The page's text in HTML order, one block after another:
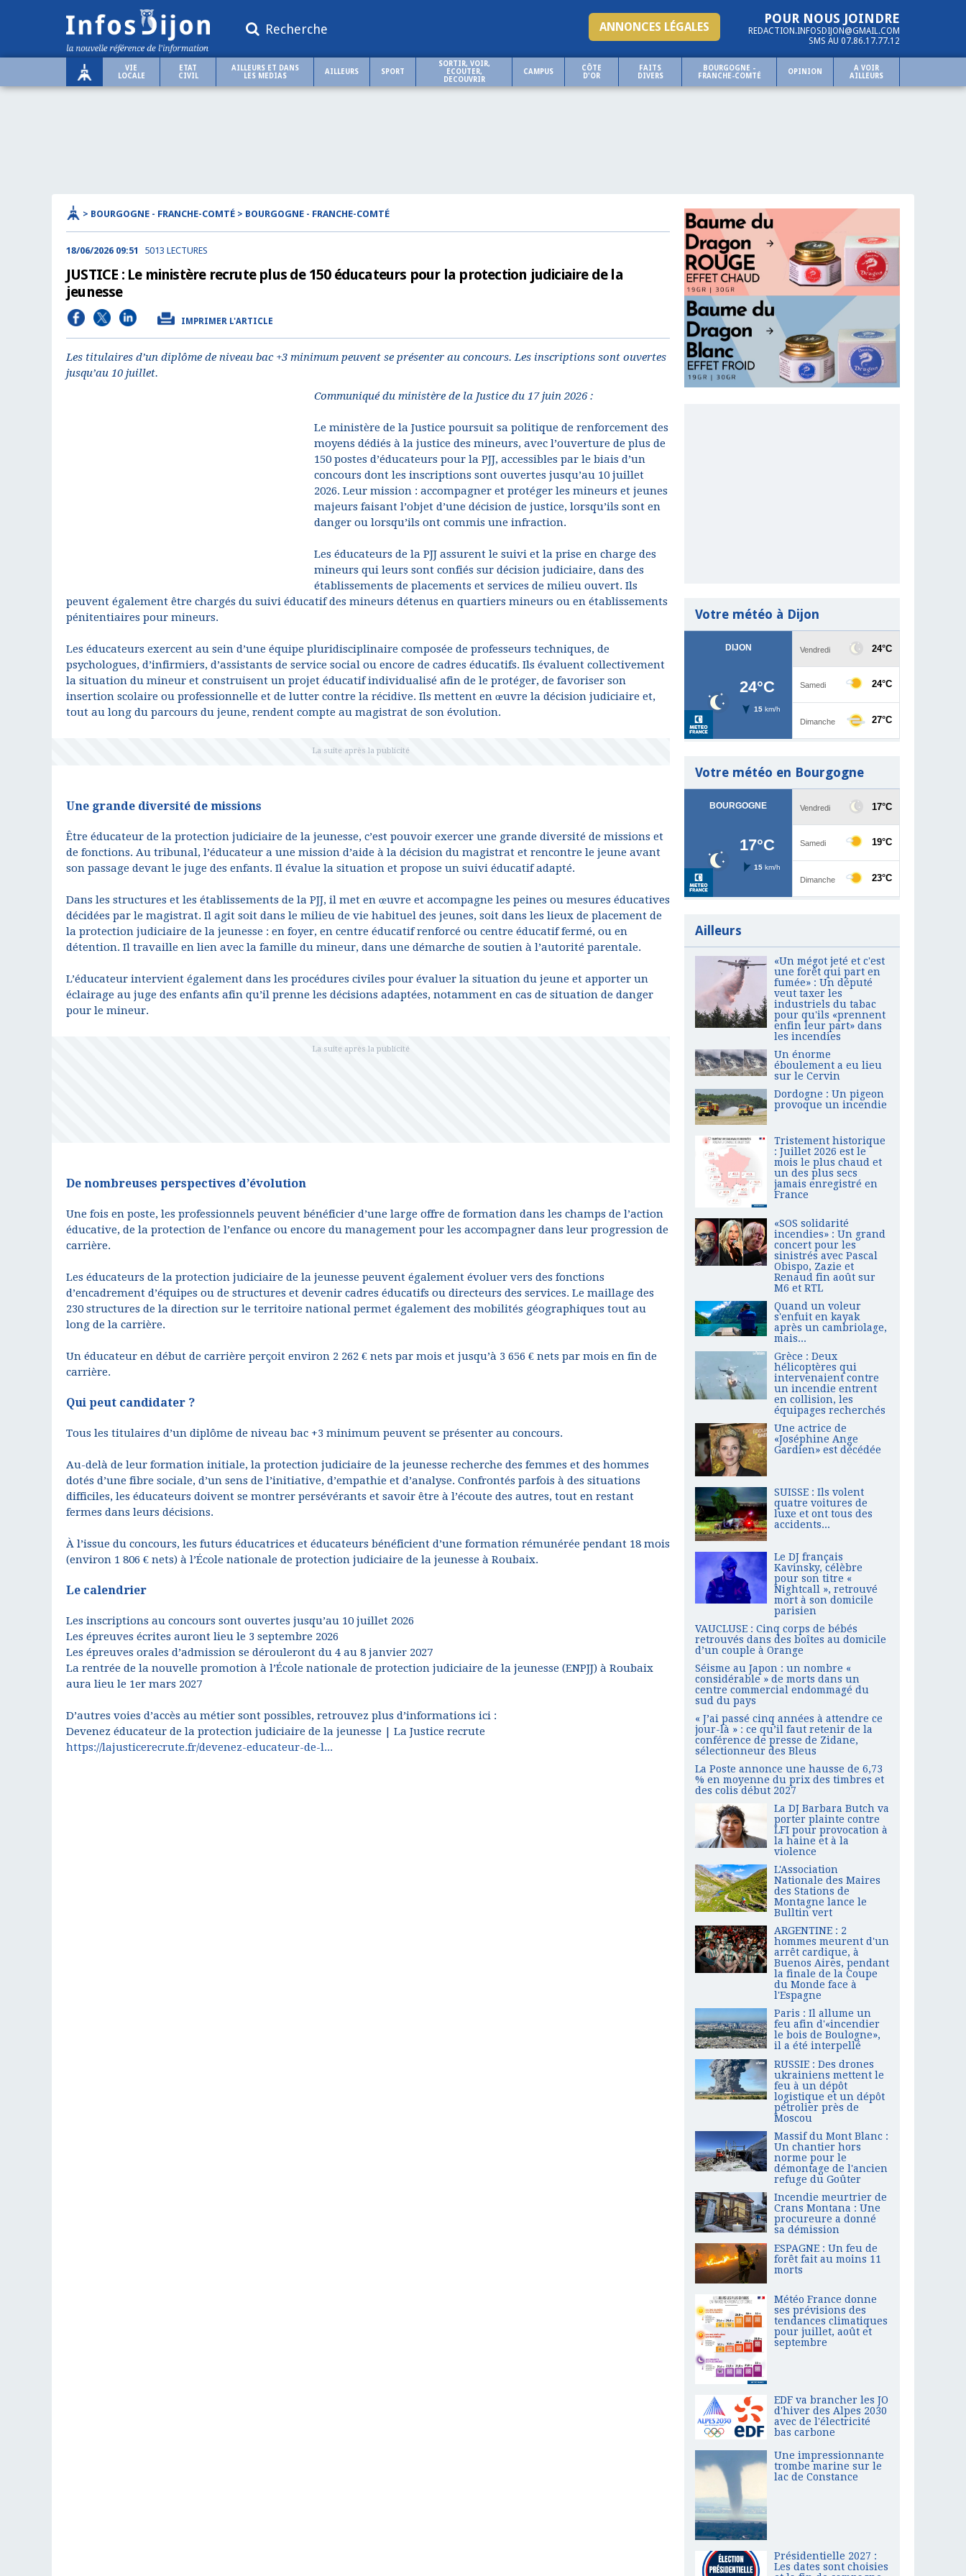
Recherche
POUR NOUS JOINDRE
REDACTION.INFOSDIJON@GMAIL.COM
SMS AU 07.86.17.77.12
ANNONCES LÉGALES
VIE
LOCALE
ETAT
CIVIL
AILLEURS ET DANS
LES MEDIAS
AILLEURS SPORT
SORTIR, VOIR,
ECOUTER,
DECOUVRIR
CAMPUS
CÔTE
D'OR
FAITS
DIVERS
BOURGOGNE -
FRANCHE-COMTÉ
OPINION
A VOIR
AILLEURS
> BOURGOGNE - FRANCHE-COMTÉ > BOURGOGNE - FRANCHE-COMTÉ
18/06/2026 09:51 5013 LECTURES
JUSTICE : Le ministère recrute plus de 150 éducateurs pour la protection judiciaire de la
jeunesse
IMPRIMER L'ARTICLE
Les titulaires d’un diplôme de niveau bac +3 minimum peuvent se présenter au concours. Les inscriptions sont ouvertes
jusqu’au 10 juillet.
Communiqué du ministère de la Justice du 17 juin 2026 :
Le ministère de la Justice poursuit sa politique de renforcement des
moyens dédiés à la justice des mineurs, avec l’ouverture de plus de
150 postes d’éducateurs pour la PJJ, accessibles par le biais d’un
concours dont les inscriptions sont ouvertes jusqu’au 10 juillet
2026. Leur mission : accompagner et protéger les mineurs et jeunes
majeurs faisant l’objet d’une décision de justice, lorsqu’ils sont en
danger ou lorsqu’ils ont commis une infraction.
Les éducateurs de la PJJ assurent le suivi et la prise en charge des
mineurs qui leurs sont confiés sur décision judiciaire, dans des
établissements de placements et services de milieu ouvert. Ils
peuvent également être chargés du suivi éducatif des mineurs détenus en quartiers mineurs ou en établissements
pénitentiaires pour mineurs.
Les éducateurs exercent au sein d’une équipe pluridisciplinaire composée de professeurs techniques, de
psychologues, d’infirmiers, d’assistants de service social ou encore de cadres éducatifs. Ils évaluent collectivement
la situation du mineur et construisent un projet éducatif individualisé afin de le protéger, de favoriser son
insertion scolaire ou professionnelle et de lutter contre la récidive. Ils mettent en œuvre la décision judiciaire et,
tout au long du parcours du jeune, rendent compte au magistrat de son évolution.
Une grande diversité de missions
Être éducateur de la protection judiciaire de la jeunesse, c’est pouvoir exercer une grande diversité de missions et
de fonctions. Au tribunal, l’éducateur a une mission d’aide à la décision du magistrat et rencontre le jeune avant
son passage devant le juge des enfants. Il évalue la situation et propose un suivi éducatif adapté.
Dans les structures et les établissements de la PJJ, il met en œuvre et accompagne les peines ou mesures éducatives
décidées par le magistrat. Il agit soit dans le milieu de vie habituel des jeunes, soit dans les lieux de placement de
la protection judiciaire de la jeunesse : en foyer, en centre éducatif renforcé ou centre éducatif fermé, ou en
détention. Il travaille en lien avec la famille du mineur, dans une démarche de soutien à l’autorité parentale.
L’éducateur intervient également dans les procédures civiles pour évaluer la situation du jeune et apporter un
éclairage au juge des enfants afin qu’il prenne les décisions adaptées, notamment en cas de situation de danger
pour le mineur.
De nombreuses perspectives d’évolution
Une fois en poste, les professionnels peuvent bénéficier d’une large offre de formation dans les champs de l’action
éducative, de la protection de l’enfance ou encore du management pour les accompagner dans leur progression de
carrière.
Les éducateurs de la protection judiciaire de la jeunesse peuvent également évoluer vers des fonctions
d’encadrement d’équipes ou de structures et devenir cadres éducatifs ou directeurs des services. Le maillage des
230 structures de la direction sur le territoire national permet également des mobilités géographiques tout au
long de la carrière.
Un éducateur en début de carrière perçoit environ 2 262 € nets par mois et jusqu’à 3 656 € nets par mois en fin de
carrière.
Qui peut candidater ?
Tous les titulaires d’un diplôme de niveau bac +3 minimum peuvent se présenter au concours.
Au-delà de leur formation initiale, la protection judiciaire de la jeunesse recherche des femmes et des hommes
dotés d’une fibre sociale, d’un sens de l’initiative, d’empathie et d’analyse. Confrontés parfois à des situations
difficiles, les éducateurs doivent se montrer persévérants et savoir être à l’écoute des autres, tout en restant
fermes dans leurs décisions.
À l’issue du concours, les futurs éducatrices et éducateurs bénéficient d’une formation rémunérée pendant 18 mois
(environ 1 806 € nets) à l’École nationale de protection judiciaire de la jeunesse à Roubaix.
Le calendrier
Les inscriptions au concours sont ouvertes jusqu’au 10 juillet 2026
Les épreuves écrites auront lieu le 3 septembre 2026
Les épreuves orales d’admission se dérouleront du 4 au 8 janvier 2027
La rentrée de la nouvelle promotion à l’École nationale de protection judiciaire de la jeunesse (ENPJJ) à Roubaix
aura lieu le 1er mars 2027
D’autres voies d’accès au métier sont possibles, retrouvez plus d’informations ici :
Devenez éducateur de la protection judiciaire de la jeunesse | La Justice recrute
https://lajusticerecrute.fr/devenez-educateur-de-l...
Votre météo à Dijon
Votre météo en Bourgogne
Ailleurs
«Un mégot jeté et c'est
une forêt qui part en
fumée» : Un député
veut taxer les
industriels du tabac
pour qu'ils «prennent
enfin leur part» dans
les incendies
Un énorme
éboulement a eu lieu
sur le Cervin
Dordogne : Un pigeon
provoque un incendie
Tristement historique
: Juillet 2026 est le
mois le plus chaud et
un des plus secs
jamais enregistré en
France
«SOS solidarité
incendies» : Un grand
concert pour les
sinistrés avec Pascal
Obispo, Zazie et
Renaud fin août sur
M6 et RTL
Quand un voleur
s'enfuit en kayak
après un cambriolage,
mais...
Grèce : Deux
hélicoptères qui
intervenaient contre
un incendie entrent
en collision, les
équipages recherchés
Une actrice de
«Joséphine Ange
Gardien» est décédée
SUISSE : Ils volent
quatre voitures de
luxe et ont tous des
accidents...
Le DJ français
Kavinsky, célèbre
pour son titre «
Nightcall », retrouvé
mort à son domicile
parisien
VAUCLUSE : Cinq corps de bébés
retrouvés dans des boîtes au domicile
d’un couple à Orange
Séisme au Japon : un nombre «
considérable » de morts dans un
centre commercial endommagé du
sud du pays
« J’ai passé cinq années à attendre ce
jour-là » : ce qu’il faut retenir de la
conférence de presse de Zidane,
sélectionneur des Bleus
La Poste annonce une hausse de 6,73
% en moyenne du prix des timbres et
des colis début 2027
La DJ Barbara Butch va
porter plainte contre
LFI pour provocation à
la haine et à la
violence
L'Association
Nationale des Maires
des Stations de
Montagne lance le
Bulltin vert
ARGENTINE : 2
hommes meurent d'un
arrêt cardique, à
Buenos Aires, pendant
la finale de la Coupe
du Monde face à
l'Espagne
Paris : Il allume un
feu afin d'«incendier
le bois de Boulogne»,
il a été interpellé
RUSSIE : Des drones
ukrainiens mettent le
feu à un dépôt
logistique et un dépôt
pétrolier près de
Moscou
Massif du Mont Blanc :
Un chantier hors
norme pour le
démontage de l'ancien
refuge du Goûter
Incendie meurtrier de
Crans Montana : Une
procureure a donné
sa démission
ESPAGNE : Un feu de
forêt fait au moins 11
morts
Météo France donne
ses prévisions des
tendances climatiques
pour juillet, août et
septembre
EDF va brancher les JO
d'hiver des Alpes 2030
avec de l'électricité
bas carbone
Une impressionnante
trombe marine sur le
lac de Constance
Présidentielle 2027 :
Les dates sont choisies